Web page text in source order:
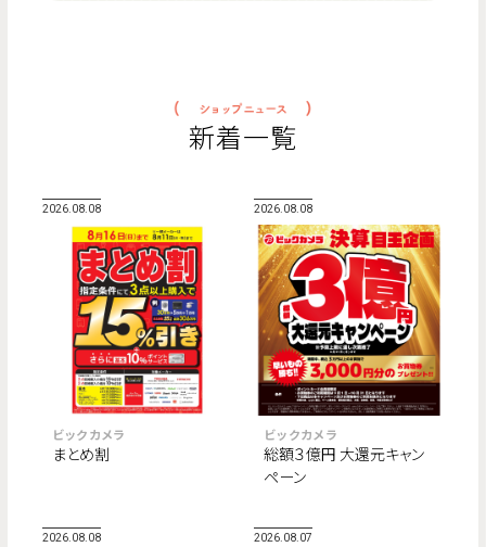
新着一覧
2026.08.08
ビックカメラ
まとめ割
2026.08.08
ビックカメラ
総額３億円 大還元キャン
ペーン
2026.08.08 2026.08.07